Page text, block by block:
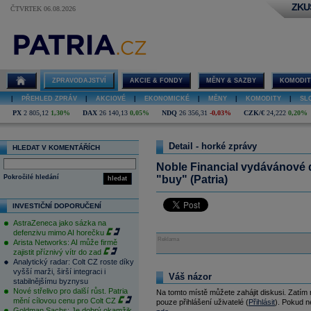
ČTVRTEK 06.08.2026
ZPRAVODAJSTVÍ AKCIE & FONDY MĚNY & SAZBY
PŘEHLED ZPRÁV AKCIOVÉ EKONOMICKÉ MĚNY KOMODITY
PX 2 805,12 1,30% DAX 26 140,13 0,05% NDQ 26 356,31 -0,03% CZK/€ 24,222 0,20%
HLEDAT V KOMENTÁŘÍCH
hledat
Pokročilé hledání
INVESTIČNÍ DOPORUČENÍ
AstraZeneca jako sázka na
defenzivu mimo AI horečku
Arista Networks: AI může firmě
zajistit příznivý vítr do zad
Analytický radar: Colt CZ roste díky
vyšší marži, širší integraci i
stabilnějšímu byznysu
Nové střelivo pro další růst. Patria
mění cílovou cenu pro Colt CZ
Detail - horké zprávy
Noble Financial
"buy" (Patria)
Reklama
Váš názor
Na tomto místě můžete zahájit diskusi.
pouze přihlášení uživatelé (Přihlásit). Pokud